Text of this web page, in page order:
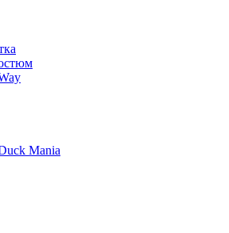
Mania